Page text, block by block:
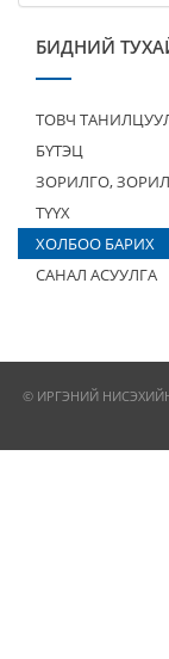
БИДНИЙ
ТОВЧ
БҮТЭЦ
ЗОРИЛГО,
ТҮҮХ
ХОЛБОО БАРИХ
САНАЛ АСУУЛГА
© ИРГЭНИЙ